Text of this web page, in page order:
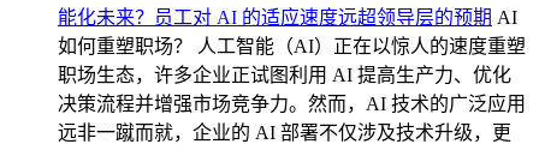
能化未来？员工对 AI 的适应速度远超领导层的预期 AI
如何重塑职场？ 人工智能（AI）正在以惊人的速度重塑
职场生态，许多企业正试图利用 AI 提高生产力、优化
决策流程并增强市场竞争力。然而，AI 技术的广泛应用
远非一蹴而就，企业的 AI 部署不仅涉及技术升级，更